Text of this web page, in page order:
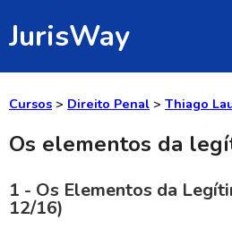
JurisWay
Cursos > Direito Penal > Thiago
Os elementos da
1 - Os Elementos da
12/16)